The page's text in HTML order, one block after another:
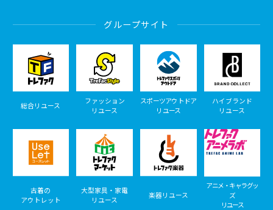
グループサイト
総合リユース
ファッション
リユース
スポーツアウトドア
リユース
ハイブランド
リユース
古着の
アウトレット
大型家具・家電
リユース
楽器リユース
アニメ・キャラグッ
ズ
リユース